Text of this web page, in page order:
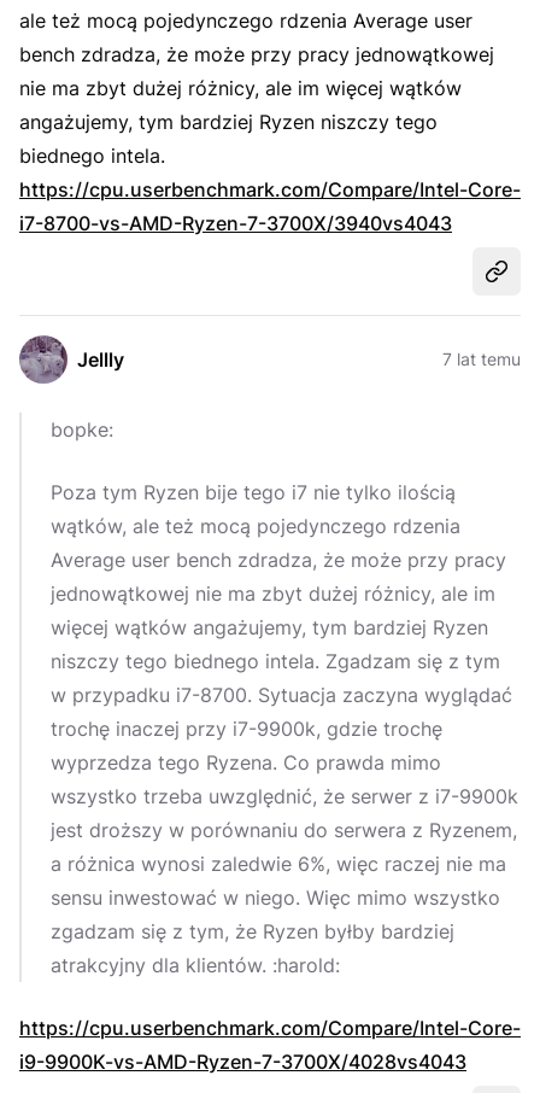
ale też mocą pojedynczego rdzenia Average user
bench zdradza, że może przy pracy jednowątkowej
nie ma zbyt dużej różnicy, ale im więcej wątków
angażujemy, tym bardziej Ryzen niszczy tego
biednego intela.
https://cpu.userbenchmark.com/Compare/Intel-Core-
i7-8700-vs-AMD-Ryzen-7-3700X/3940vs4043
Jellly 7 lat temu
bopke:
Poza tym Ryzen bije tego i7 nie tylko ilością
wątków, ale też mocą pojedynczego rdzenia
Average user bench zdradza, że może przy pracy
jednowątkowej nie ma zbyt dużej różnicy, ale im
więcej wątków angażujemy, tym bardziej Ryzen
niszczy tego biednego intela. Zgadzam się z tym
w przypadku i7-8700. Sytuacja zaczyna wyglądać
trochę inaczej przy i7-9900k, gdzie trochę
wyprzedza tego Ryzena. Co prawda mimo
wszystko trzeba uwzględnić, że serwer z i7-9900k
jest droższy w porównaniu do serwera z Ryzenem,
a różnica wynosi zaledwie 6%, więc raczej nie ma
sensu inwestować w niego. Więc mimo wszystko
zgadzam się z tym, że Ryzen byłby bardziej
atrakcyjny dla klientów. :harold:
https://cpu.userbenchmark.com/Compare/Intel-Core-
i9-9900K-vs-AMD-Ryzen-7-3700X/4028vs4043